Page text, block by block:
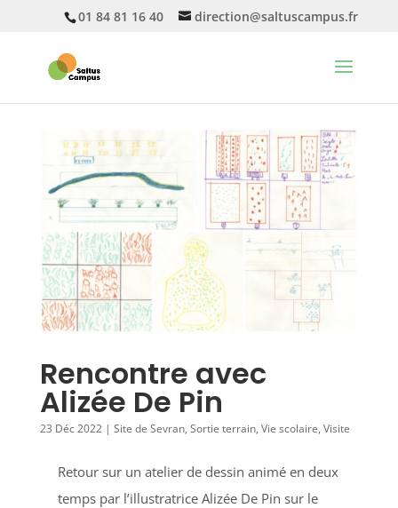
01 84 81 16 40 direction@saltuscampus.fr
Rencontre avec
Alizée De Pin
23 Déc 2022| Site de Sevran, Sortie terrain, Vie scolaire, Visite
Retour sur un atelier de dessin animé en deux
temps par l’illustratrice Alizée De Pin sur le